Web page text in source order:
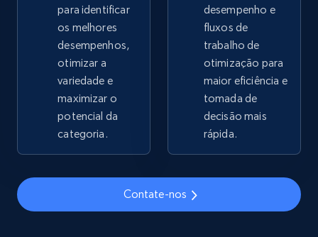
Sku, Product id, Product name, Manufacturer,
and more.
2.1K+ Comece agora
Home Depot US - Gather data on products
using specified keywords
Sku, Product id, Product name, Manufacturer,
para identificar
os melhores
desempenhos,
otimizar a
variedade e
maximizar o
potencial da
categoria.
desempenho e
fluxos de
trabalho de
otimização para
maior eficiência e
tomada de
decisão mais
rápida.
Contate-nos